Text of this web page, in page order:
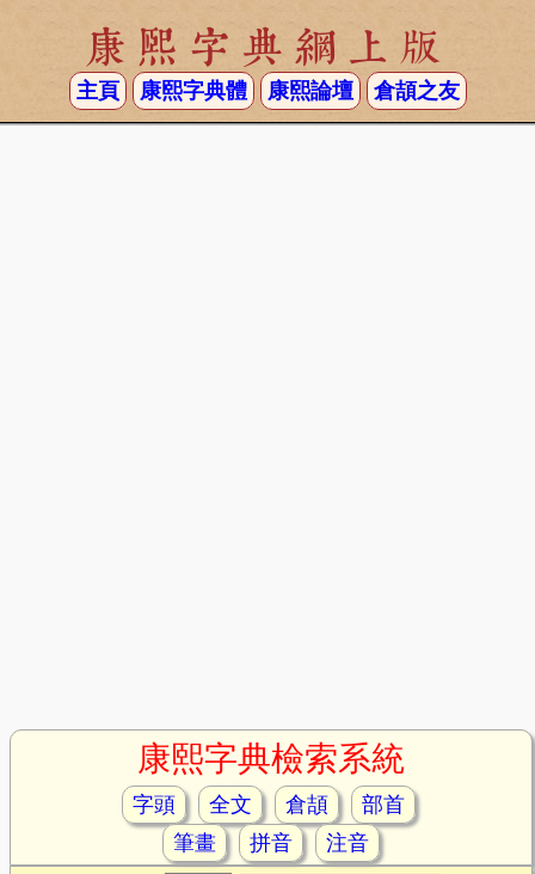
康熙字典網上版
主頁 康熙字典體 康熙論壇 倉頡之友
康熙字典檢索系統
字頭 全文 倉頡
部首
筆畫
拼音
注音